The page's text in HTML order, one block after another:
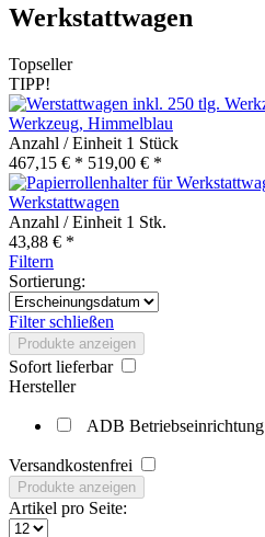
Werkstattwagen
Topseller
TIPP!
Werkzeug, Himmelblau
Anzahl / Einheit 1 Stück
467,15 € * 519,00 € *
Werkstattwagen
Anzahl / Einheit 1 Stk.
43,88 € *
Filtern
Sortierung:
Filter schließen
Produkte anzeigen
Sofort lieferbar
Hersteller
ADB Betriebseinrichtung
Versandkostenfrei
Produkte anzeigen
Artikel pro Seite: